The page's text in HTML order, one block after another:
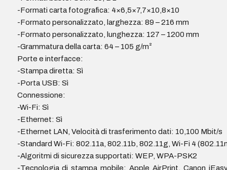
-Formati carta fotografica: 4×6,5×7,7×10,8×10
-Formato personalizzato, larghezza: 89 – 216 mm
-Formato personalizzato, lunghezza: 127 – 1200 mm
-Grammatura della carta: 64 – 105 g/m²
Porte e interfacce:
-Stampa diretta: Sì
-Porta USB: Sì
Connessione:
-Wi-Fi: Sì
-Ethernet: Sì
-Ethernet LAN, Velocità di trasferimento dati: 10,100 Mbit/s
-Standard Wi-Fi: 802.11a, 802.11b, 802.11g, Wi-Fi 4
-Algoritmi di sicurezza supportati: WEP, WPA-PSK2
-Tecnologia di stampa mobile: Apple AirPrint, Canon